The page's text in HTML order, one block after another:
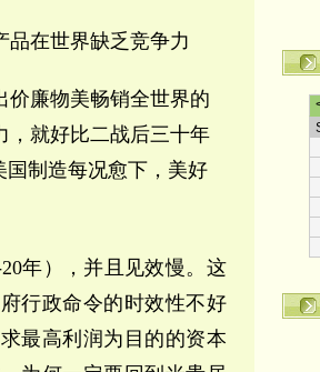
品在世界缺乏竞争力
价廉物美畅销全世界的
，就好比二战后三十年
国制造每况愈下，美好
年），并且见效慢。这
行政命令的时效性不好
最高利润为目的的资本